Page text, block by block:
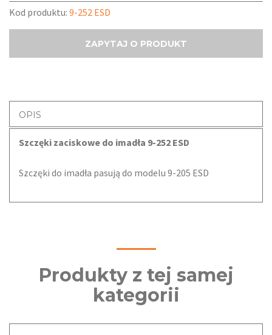
Kod produktu: 9-252 ESD
ZAPYTAJ O PRODUKT
OPIS
Szczęki zaciskowe do imadła 9-252 ESD
Szczęki do imadła pasują do modelu 9-205 ESD
Produkty z tej samej
kategorii